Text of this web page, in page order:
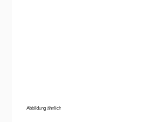
Abbildung ähnlich